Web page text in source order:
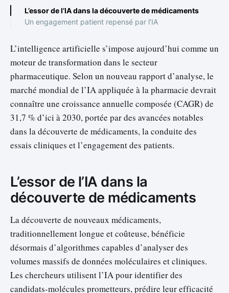
L’essor de l’IA dans la découverte de médicaments
Un engagement patient repensé par l’IA
L’intelligence artificielle s’impose aujourd’hui comme un
moteur de transformation dans le secteur
pharmaceutique. Selon un nouveau rapport d’analyse, le
marché mondial de l’IA appliquée à la pharmacie devrait
connaître une croissance annuelle composée (CAGR) de
31,7 % d’ici à 2030, portée par des avancées notables
dans la découverte de médicaments, la conduite des
essais cliniques et l’engagement des patients.
L’essor de l’IA dans la
découverte de médicaments
La découverte de nouveaux médicaments,
traditionnellement longue et coûteuse, bénéficie
désormais d’algorithmes capables d’analyser des
volumes massifs de données moléculaires et cliniques.
Les chercheurs utilisent l’IA pour identifier des
candidats-molécules prometteurs, prédire leur efficacité